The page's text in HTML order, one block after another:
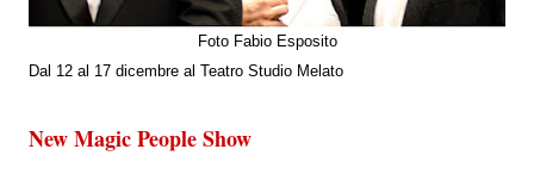
Foto Fabio Esposito
Dal 12 al 17 dicembre al Teatro Studio Melato
New Magic People Show